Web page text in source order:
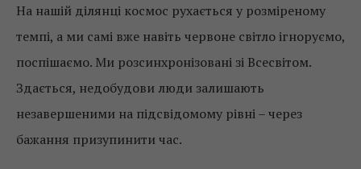
На нашій ділянці космос рухається у розміреному
темпі, а ми самі вже навіть червоне світло ігноруємо,
поспішаємо. Ми розсинхронізовані зі Всесвітом.
Здається, недобудови люди залишають
незавершеними на підсвідомому рівні – через
бажання призупинити час.